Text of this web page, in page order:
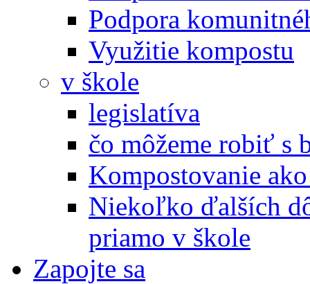
Podpora
Využitie kompostu
v škole
legislatíva
čo môžeme robiť s
Kompostovanie
Niekoľko ďalších
priamo v škole
Zapojte sa